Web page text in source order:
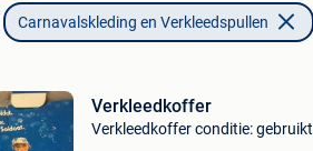
Carnavalskleding en Verkleedspullen
Verkleedkoffer
Verkleedkoffer conditie: gebruikt